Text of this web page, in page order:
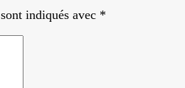
indiqués avec *